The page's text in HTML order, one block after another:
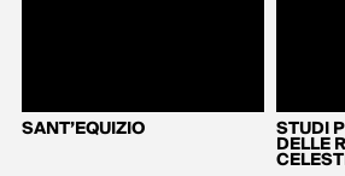
SANT’EQUIZIO STUDI
DELLE